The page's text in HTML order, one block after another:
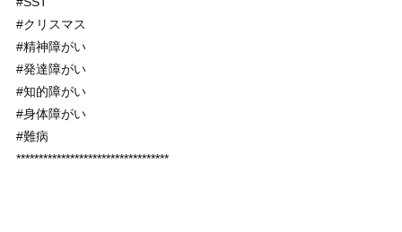
#クリスマス
#精神障がい
#発達障がい
#知的障がい
#身体障がい
#難病
**********************************